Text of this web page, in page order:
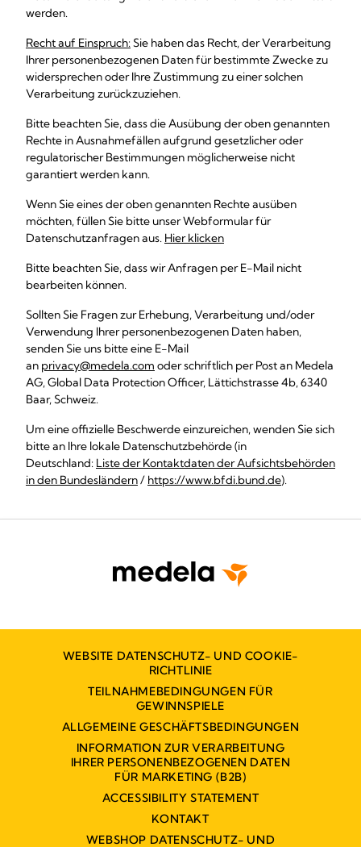
werden.
Recht auf Einspruch:Sie haben das Recht, der Verarbeitung
Ihrer personenbezogenen Daten für bestimmte Zwecke zu
widersprechen oder Ihre Zustimmung zu einer solchen
Verarbeitung zurückzuziehen.
Bitte beachten Sie, dass die Ausübung der oben genannten
Rechte in Ausnahmefällen aufgrund gesetzlicher oder
regulatorischer Bestimmungen möglicherweise nicht
garantiert werden kann.
Wenn Sie eines der oben genannten Rechte ausüben
möchten, füllen Sie bitte unser Webformular für
Datenschutzanfragen aus. Hier klicken
Bitte beachten Sie, dass wir Anfragen per E-Mail nicht
bearbeiten können.
Sollten Sie Fragen zur Erhebung, Verarbeitung und/oder
Verwendung Ihrer personenbezogenen Daten haben,
senden Sie uns bitte eine E-Mail
an privacy@medela.com oder schriftlich per Post an Medela
AG, Global Data Protection Officer, Lättichstrasse 4b, 6340
Baar, Schweiz.
Um eine offizielle Beschwerde einzureichen, wenden Sie sich
bitte an Ihre lokale Datenschutzbehörde (in
Deutschland: Liste der Kontaktdaten der Aufsichtsbehörden
in den Bundesländern/ https://www.bfdi.bund.de).
WEBSITE DATENSCHUTZ- UND COOKIE-
RICHTLINIE
TEILNAHMEBEDINGUNGEN FÜR
GEWINNSPIELE
ALLGEMEINE GESCHÄFTSBEDINGUNGEN
INFORMATION ZUR VERARBEITUNG
IHRER PERSONENBEZOGENEN DATEN
FÜR MARKETING (B2B)
ACCESSIBILITY STATEMENT
KONTAKT
WEBSHOP DATENSCHUTZ- UND